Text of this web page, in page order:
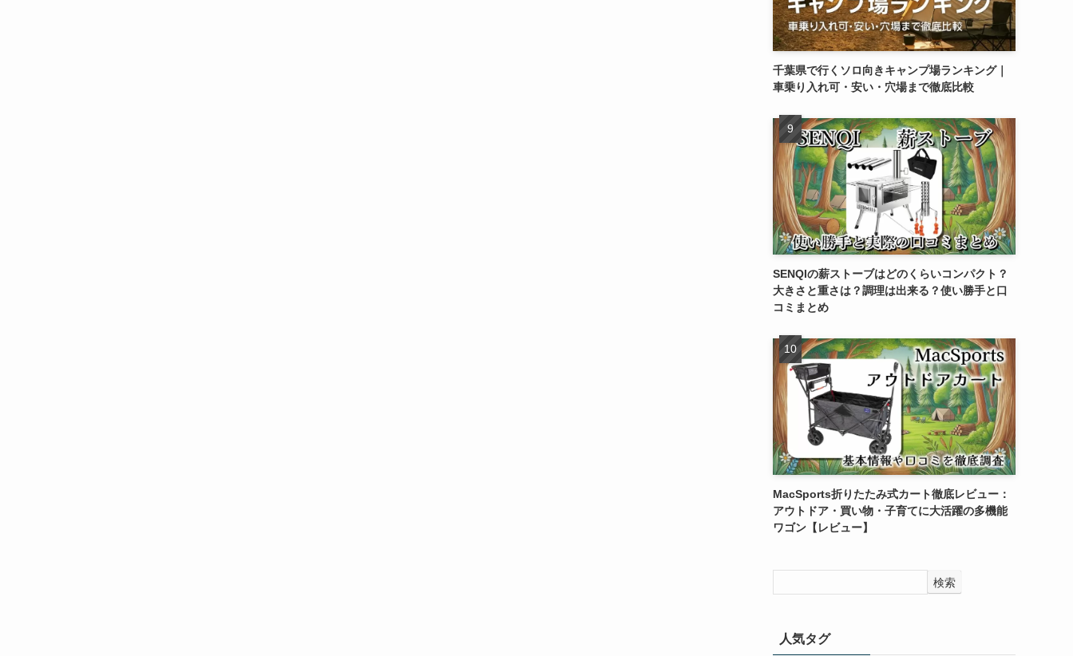
千葉県で行くソロ向きキャンプ場ランキング｜
車乗り入れ可・安い・穴場まで徹底比較
SENQIの薪ストーブはどのくらいコンパクト？
大きさと重さは？調理は出来る？使い勝手と口
コミまとめ
MacSports折りたたみ式カート徹底レビュー：
アウトドア・買い物・子育てに大活躍の多機能
ワゴン【レビュー】
検索
人気タグ